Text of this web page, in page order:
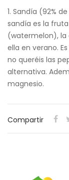
1. Sandía (92%
sandía es la
(watermelon), la
ella en verano.
no queréis las
alternativa.
magnesio.
Compartir